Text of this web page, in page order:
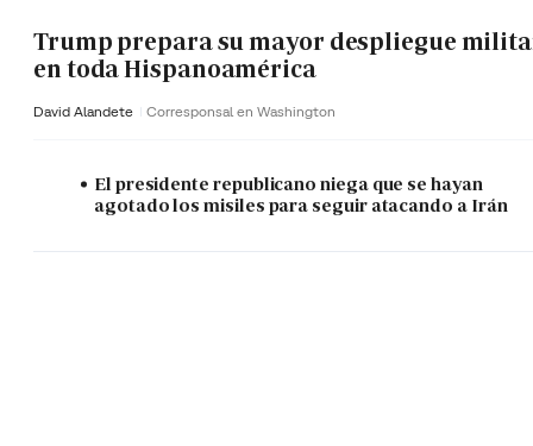
Trump prepara su mayor despliegue
en toda Hispanoamérica
David Alandete Corresponsal en Washington
El presidente republicano niega que se hayan
agotado los misiles para seguir atacando a Irán